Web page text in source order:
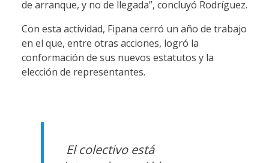
de arranque, y no de llegada”, concluyó Rodríguez.
Con esta actividad, Fipana cerró un año de trabajo
en el que, entre otras acciones, logró la
conformación de sus nuevos estatutos y la
elección de representantes.
El colectivo está